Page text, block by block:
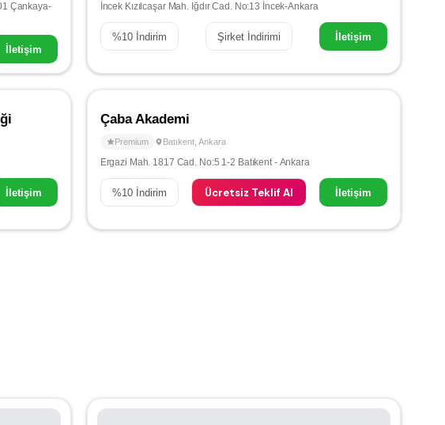
Çankaya-
İletişim
İncek Kızılcaşar Mah. Iğdır Cad. No:13 İncek-Ankara
%10İndirim Şirket İndirimi İletişim
İletişim
Çaba Akademi
Premium Batıkent, Ankara
Ergazi Mah. 1817 Cad. No:5 1-2 Batıkent - Ankara
%10İndirim Ücretsiz Teklif Al İletişim